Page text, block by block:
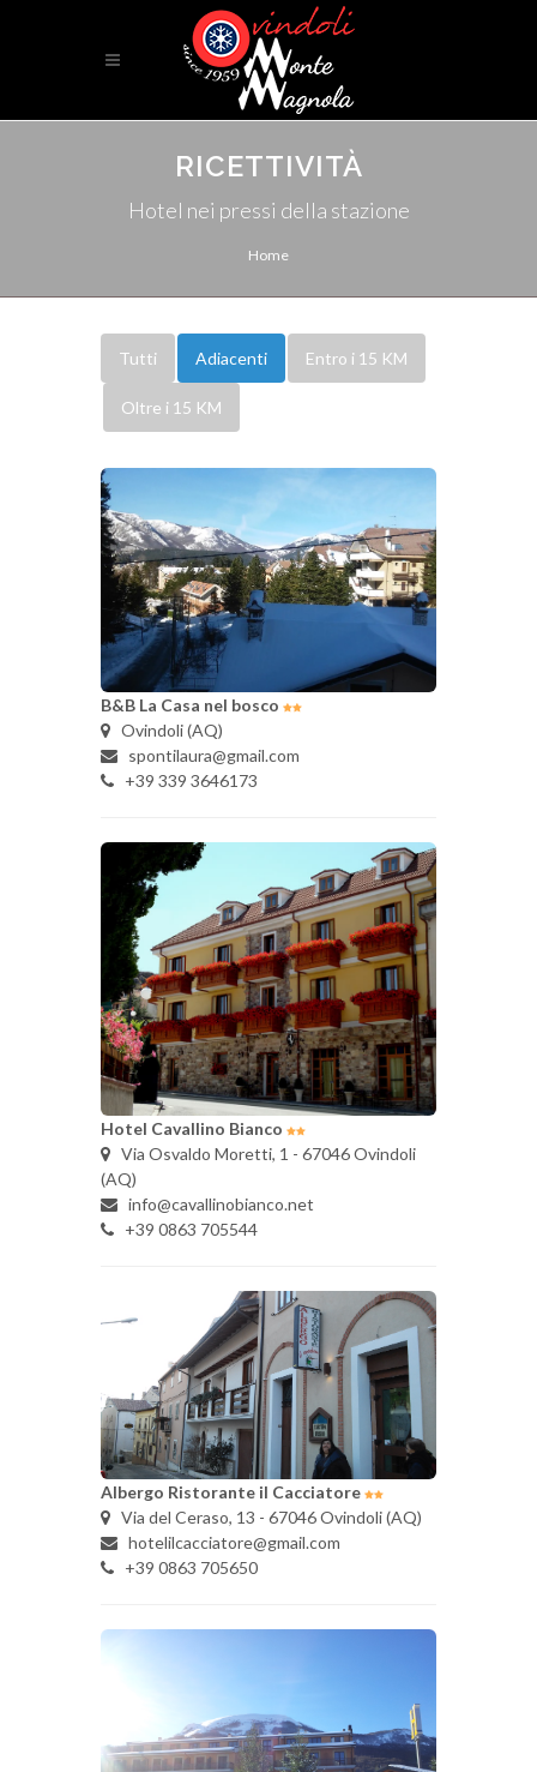
RICETTIVITÀ
Hotel nei pressi della stazione
Home
Tutti Adiacenti Entro i 15 KM
Oltre i 15 KM
B&B La Casa nel bosco
Ovindoli (AQ)
spontilaura@gmail.com
+39 339 3646173
Hotel Cavallino Bianco
Via Osvaldo Moretti, 1 - 67046 Ovindoli
(AQ)
info@cavallinobianco.net
+39 0863 705544
Albergo Ristorante il Cacciatore
Via del Ceraso, 13 - 67046 Ovindoli (AQ)
hotelilcacciatore@gmail.com
+39 0863 705650